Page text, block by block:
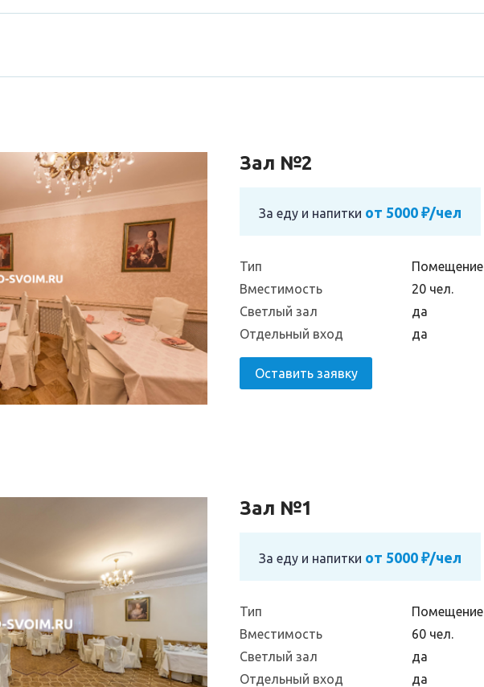
Зал №2
За еду и напитки от 5000 ₽/чел
Тип
Помещение
Вместимость
20 чел.
Светлый зал
да
Отдельный вход
да
Оставить заявку
Зал №1
За еду и напитки от 5000 ₽/чел
Тип
Помещение
Вместимость
60 чел.
Светлый зал
да
Отдельный вход
да